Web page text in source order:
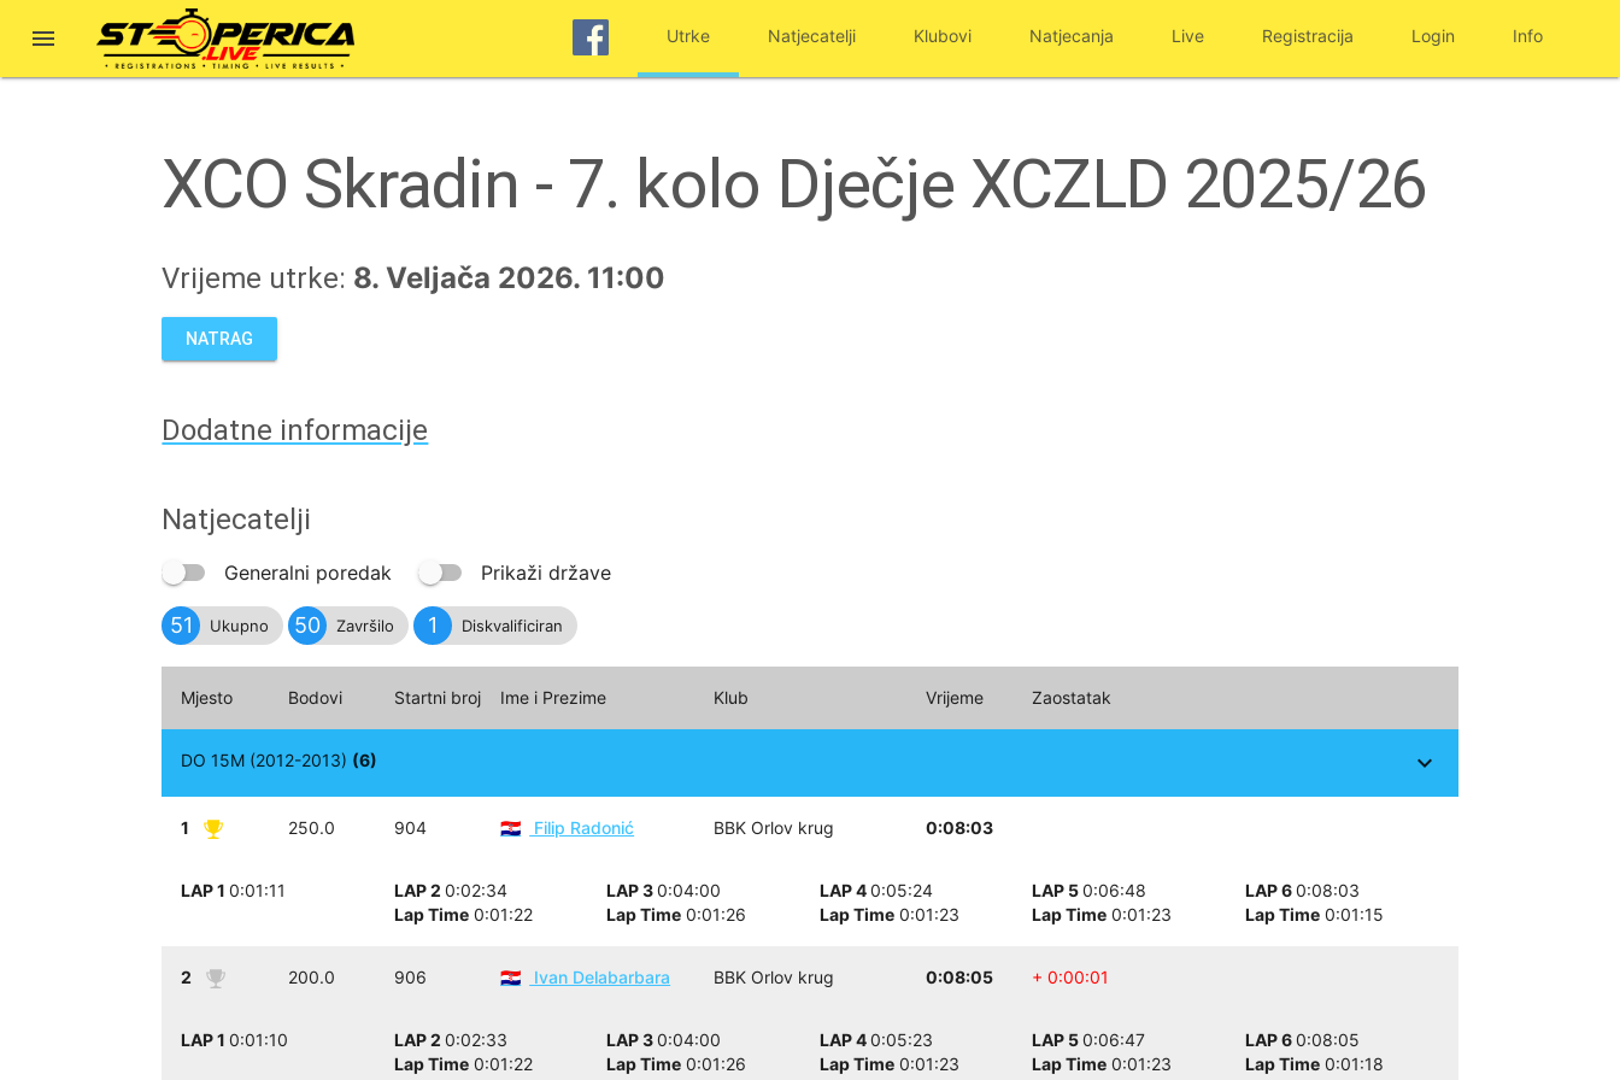
 Utrke Natjecatelji Klubovi Natjecanja Live Registracija Login Info
XCO Skradin - 7. kolo Dječje XCZLD 2025/26
Vrijeme utrke: 8. Veljača 2026. 11:00
NATRAG
Dodatne informacije
Natjecatelji
Generalni poredak Prikaži države
51 Ukupno 50 Završilo 1 Diskvalificiran
Mjesto Bodovi Startni broj Ime i Prezime Klub Vrijeme Zaostatak
DO 15M (2012-2013) (6) expand_more
1 250.0 904 🇭🇷 Filip Radonić BBK Orlov krug 0:08:03
LAP 10:01:11 LAP 2 0:02:34
Lap Time0:01:22
LAP 30:04:00
Lap Time 0:01:26
LAP 40:05:24
Lap Time0:01:23
LAP 50:06:48
Lap Time 0:01:23
LAP 60:08:03
Lap Time0:01:15
2 200.0 906 🇭🇷 Ivan Delabarbara BBK Orlov krug 0:08:05 + 0:00:01
LAP 10:01:10 LAP 2 0:02:33
Lap Time0:01:22
LAP 30:04:00
Lap Time 0:01:26
LAP 40:05:23
Lap Time0:01:23
LAP 50:06:47
Lap Time 0:01:23
LAP 60:08:05
Lap Time0:01:18